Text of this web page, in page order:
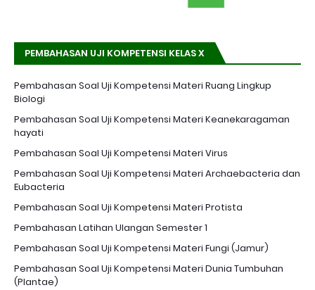
PEMBAHASAN UJI KOMPETENSI KELAS X
Pembahasan Soal Uji Kompetensi Materi Ruang Lingkup
Biologi
Pembahasan Soal Uji Kompetensi Materi Keanekaragaman
hayati
Pembahasan Soal Uji Kompetensi Materi Virus
Pembahasan Soal Uji Kompetensi Materi Archaebacteria dan
Eubacteria
Pembahasan Soal Uji Kompetensi Materi Protista
Pembahasan Latihan Ulangan Semester 1
Pembahasan Soal Uji Kompetensi Materi Fungi (Jamur)
Pembahasan Soal Uji Kompetensi Materi Dunia Tumbuhan
(Plantae)